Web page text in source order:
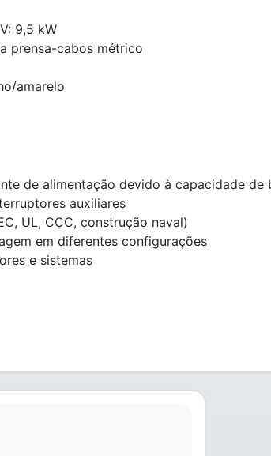
9,5 kW
prensa-cabos métrico
amarelo
de alimentação devido à capacidade
auxiliares
UL, CCC, construção naval)
em diferentes configurações
e sistemas